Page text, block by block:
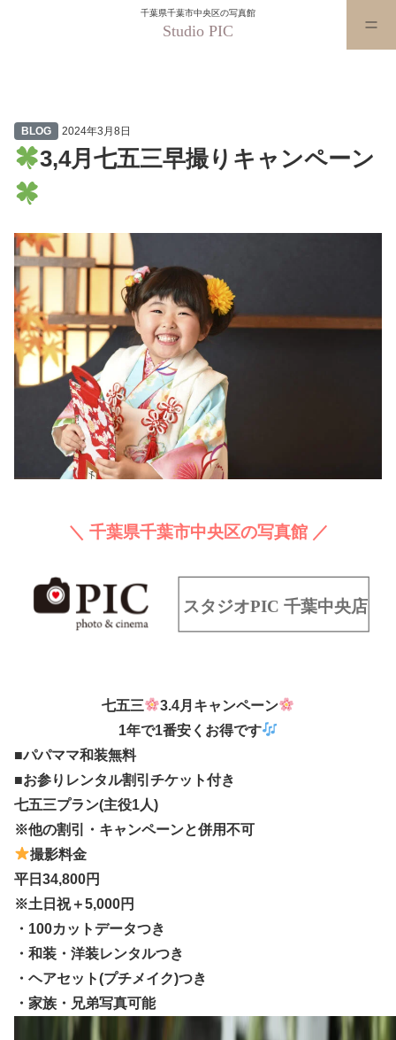
千葉県千葉市中央区の写真館
Studio PIC
BLOG 2024年3月8日
3,4月七五三早撮りキャンペーン
＼ 千葉県千葉市中央区の写真館 ／
七五三
3.4月キャンペーン
1年で1番安くお得です
■パパママ和装無料
■お参りレンタル割引チケット付き
七五三プラン(主役1人)
※他の割引・キャンペーンと併用不可
撮影料金
平日34,800円
※土日祝＋5,000円
・100カットデータつき
・和装・洋装レンタルつき
・ヘアセット(プチメイク)つき
・家族・兄弟写真可能